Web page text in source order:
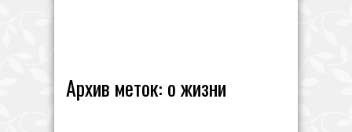
Архив меток: о жизни